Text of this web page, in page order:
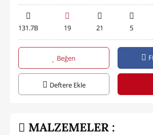
131.7B 19 21 5
Beğen
Deftere Ekle
MALZEMELER :